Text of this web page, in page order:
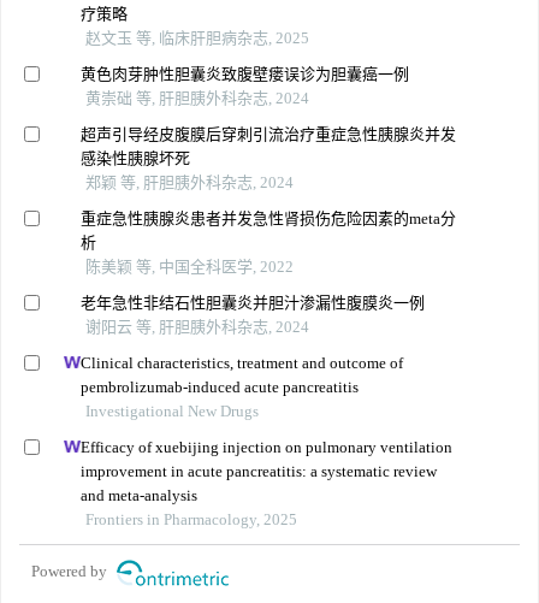
疗策略
赵文玉 等, 临床肝胆病杂志, 2025
黄色肉芽肿性胆囊炎致腹壁瘘误诊为胆囊癌一例
黄崇础 等, 肝胆胰外科杂志, 2024
超声引导经皮腹膜后穿刺引流治疗重症急性胰腺炎并发
感染性胰腺坏死
郑颖 等, 肝胆胰外科杂志, 2024
重症急性胰腺炎患者并发急性肾损伤危险因素的meta分
析
陈美颖 等, 中国全科医学, 2022
老年急性非结石性胆囊炎并胆汁渗漏性腹膜炎一例
谢阳云 等, 肝胆胰外科杂志, 2024
Clinical characteristics, treatment and outcome of
pembrolizumab-induced acute pancreatitis
Investigational New Drugs
Efficacy of xuebijing injection on pulmonary ventilation
improvement in acute pancreatitis: a systematic review
and meta-analysis
Frontiers in Pharmacology, 2025
Powered by